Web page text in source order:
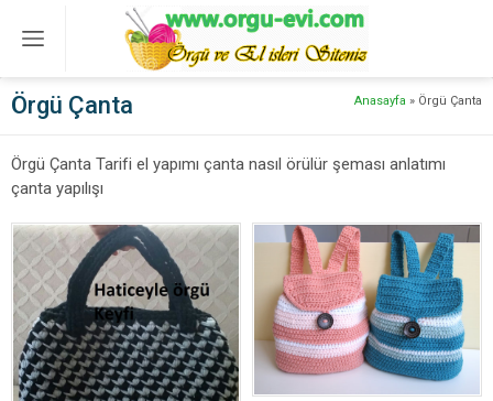
Anasayfa » Örgü Çanta
Örgü Çanta
Örgü Çanta Tarifi el yapımı çanta nasıl örülür şeması anlatımı
çanta yapılışı